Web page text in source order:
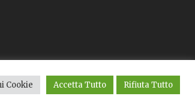
Cookie Accetta Tutto Rifiuta Tutto